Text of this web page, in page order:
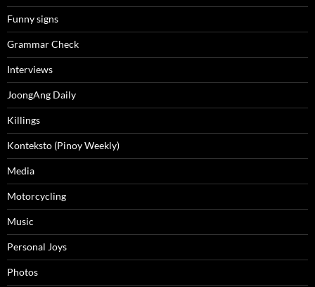
Funny signs
Grammar Check
Interviews
JoongAng Daily
Killings
Konteksto (Pinoy Weekly)
Media
Motorcycling
Music
Personal Joys
Photos